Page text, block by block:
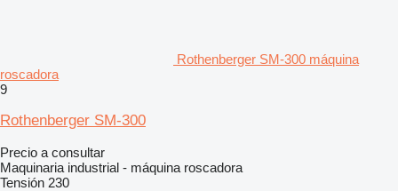
Rothenberger SM-300 máquina
roscadora
9
Rothenberger SM-300
Precio a consultar
Maquinaria industrial - máquina roscadora
Tensión 230